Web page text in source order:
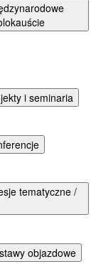
i seminaria
tematyczne /
objazdowe